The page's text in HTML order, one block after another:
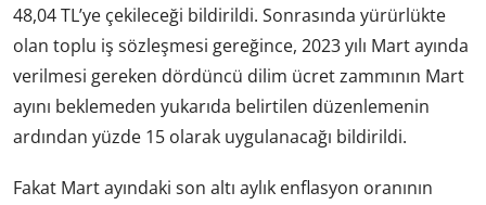
48,04 TL’ye çekileceği bildirildi. Sonrasında yürürlükte
olan toplu iş sözleşmesi gereğince, 2023 yılı Mart ayında
verilmesi gereken dördüncü dilim ücret zammının Mart
ayını beklemeden yukarıda belirtilen düzenlemenin
ardından yüzde 15 olarak uygulanacağı bildirildi.
Fakat Mart ayındaki son altı aylık enflasyon oranının